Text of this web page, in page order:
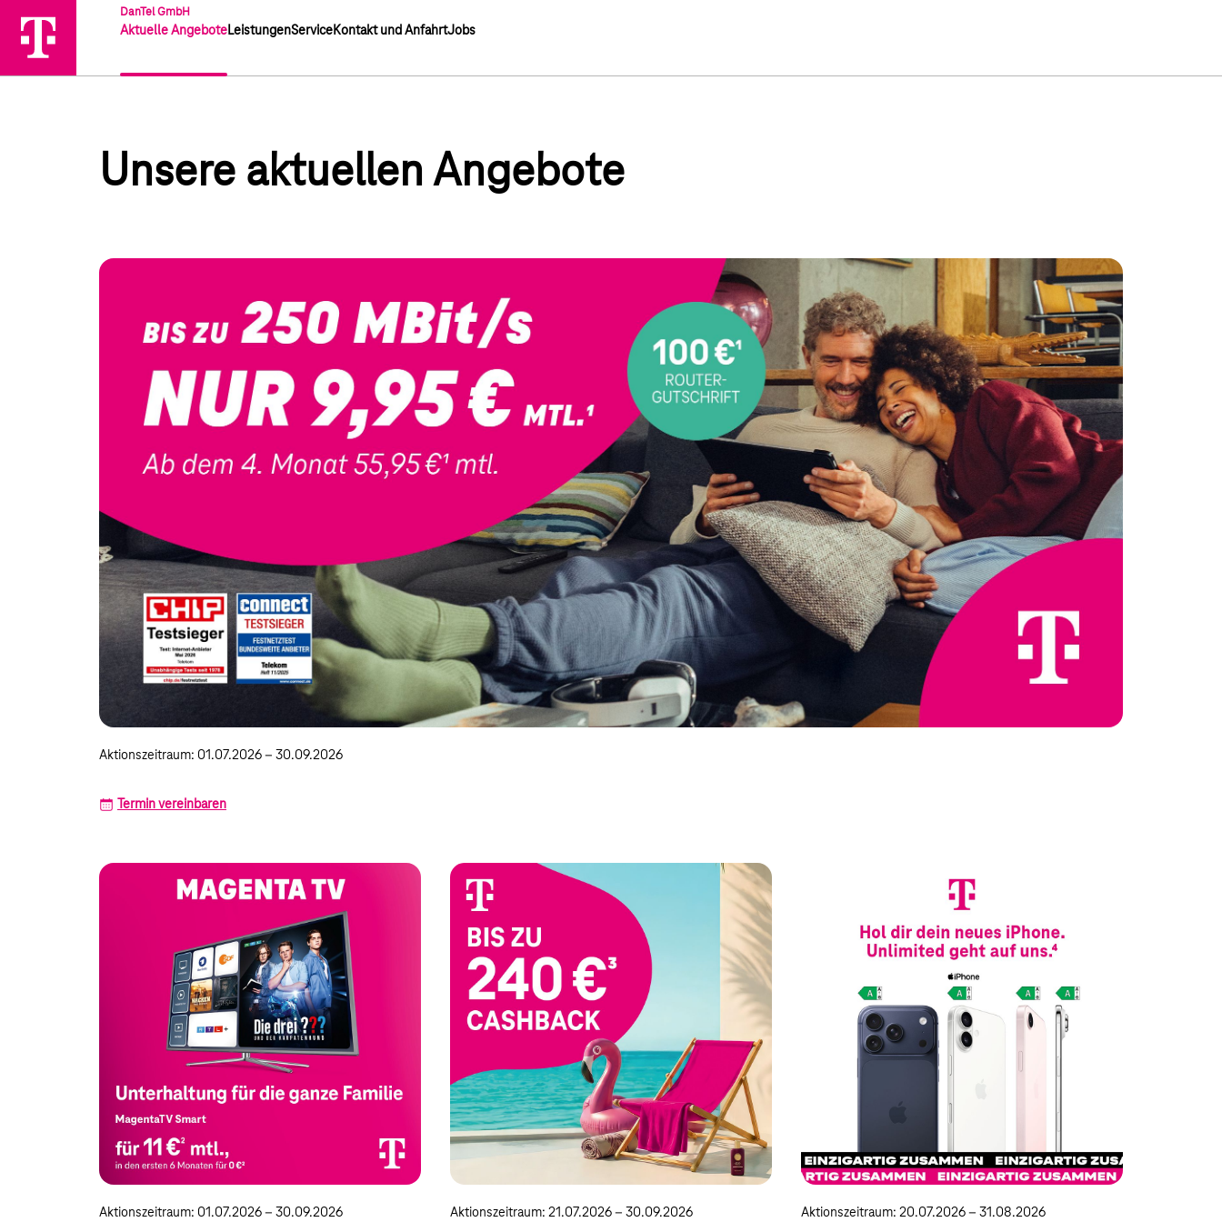
DanTel GmbH
Aktuelle AngeboteLeistungenServiceKontakt und AnfahrtJobs
Unsere aktuellen Angebote
Aktionszeitraum: 01.07.2026 – 30.09.2026
Termin vereinbaren
Aktionszeitraum: 01.07.2026 – 30.09.2026 Aktionszeitraum: 21.07.2026 – 30.09.2026 Aktionszeitraum: 20.07.2026 – 31.08.2026